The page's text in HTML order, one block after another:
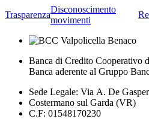
Trasparenza
Disconoscimento
movimenti
Banca di Credito Cooperativo
Banca aderente al Gruppo
Sede Legale: Via A. De
Costermano sul Garda (VR)
C.F: 01548170230